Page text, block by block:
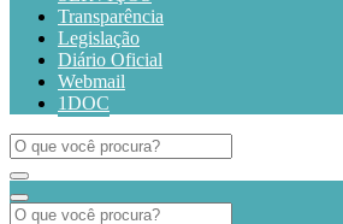
Transparência
Legislação
Diário Oficial
Webmail
1DOC